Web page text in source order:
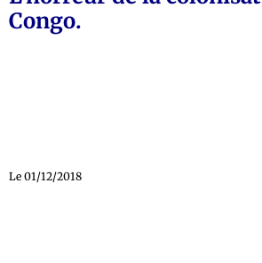
Congo.
Le 01/12/2018